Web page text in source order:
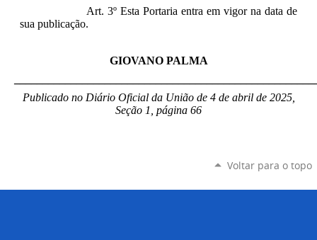
Art. 3º Esta Portaria entra em vigor na data de
sua publicação.
GIOVANO PALMA
Publicado no Diário Oficial da União de 4 de abrilde 2025,
Seção 1, página 66
Voltar para o topo